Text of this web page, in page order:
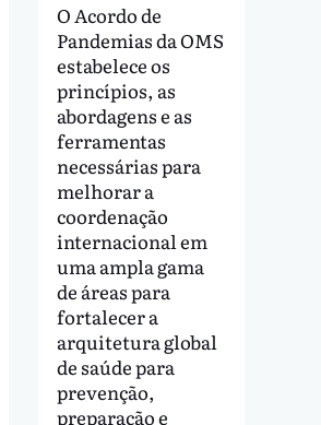
O Acordo de
Pandemias da OMS
estabelece os
princípios, as
abordagens e as
ferramentas
necessárias para
melhorar a
coordenação
internacional em
uma ampla gama
de áreas para
fortalecer a
arquitetura global
de saúde para
prevenção,
preparação e